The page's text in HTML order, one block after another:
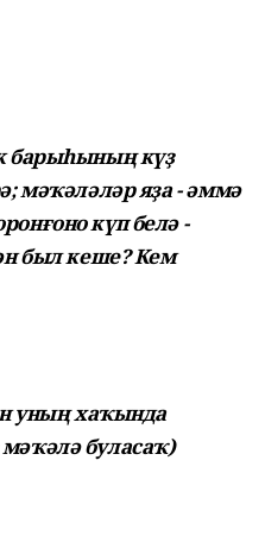
барыһының күҙ
мәҡәләләр яҙа - әммә
күп белә -
был кеше? Кем
уның хаҡында
буласаҡ)